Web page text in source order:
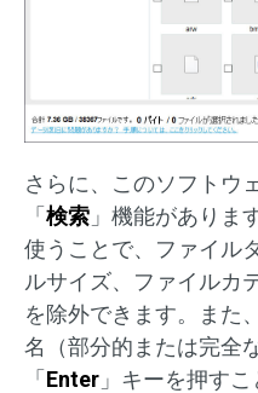
さらに、このソフトウ
「検索 」機能がありま
使うことで、ファイル
ルサイズ、ファイルカ
を除外できます。また
名（部分的または完全
「Enter 」キーを押す